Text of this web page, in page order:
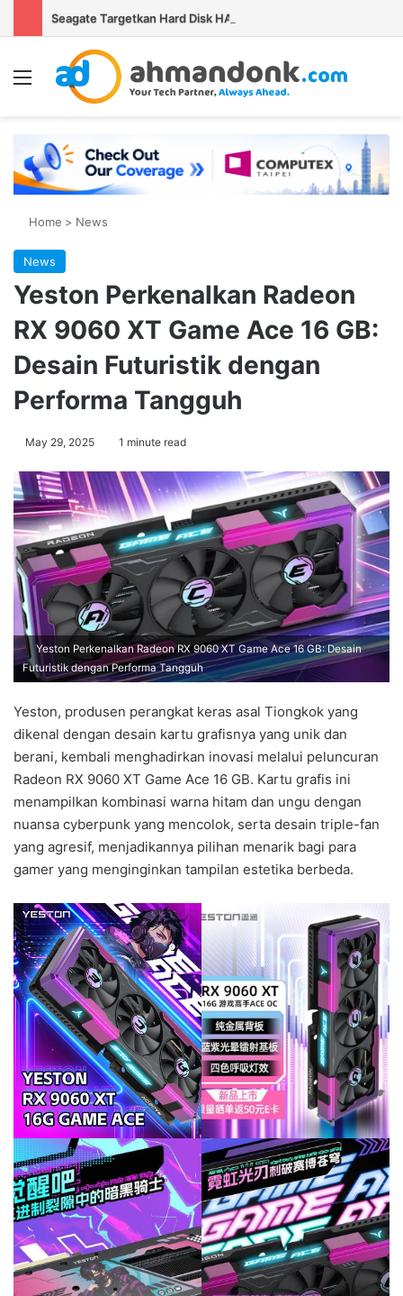
Menu
Home > News
News
Yeston Perkenalkan Radeon
RX 9060 XT Game Ace 16 GB:
Desain Futuristik dengan
Performa Tangguh
May 29, 2025 1 minute read
Yeston Perkenalkan Radeon RX 9060 XT Game Ace 16 GB: Desain
Futuristik dengan Performa Tangguh
Yeston, produsen perangkat keras asal Tiongkok yang
dikenal dengan desain kartu grafisnya yang unik dan
berani, kembali menghadirkan inovasi melalui peluncuran
Radeon RX 9060 XT Game Ace 16 GB. Kartu grafis ini
menampilkan kombinasi warna hitam dan ungu dengan
nuansa cyberpunk yang mencolok, serta desain triple-fan
yang agresif, menjadikannya pilihan menarik bagi para
gamer yang menginginkan tampilan estetika berbeda.